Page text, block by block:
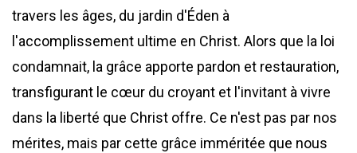
travers les âges, du jardin d'Éden à
l'accomplissement ultime en Christ. Alors que la loi
condamnait, la grâce apporte pardon et restauration,
transfigurant le cœur du croyant et l'invitant à vivre
dans la liberté que Christ offre. Ce n'est pas par nos
mérites, mais par cette grâce imméritée que nous